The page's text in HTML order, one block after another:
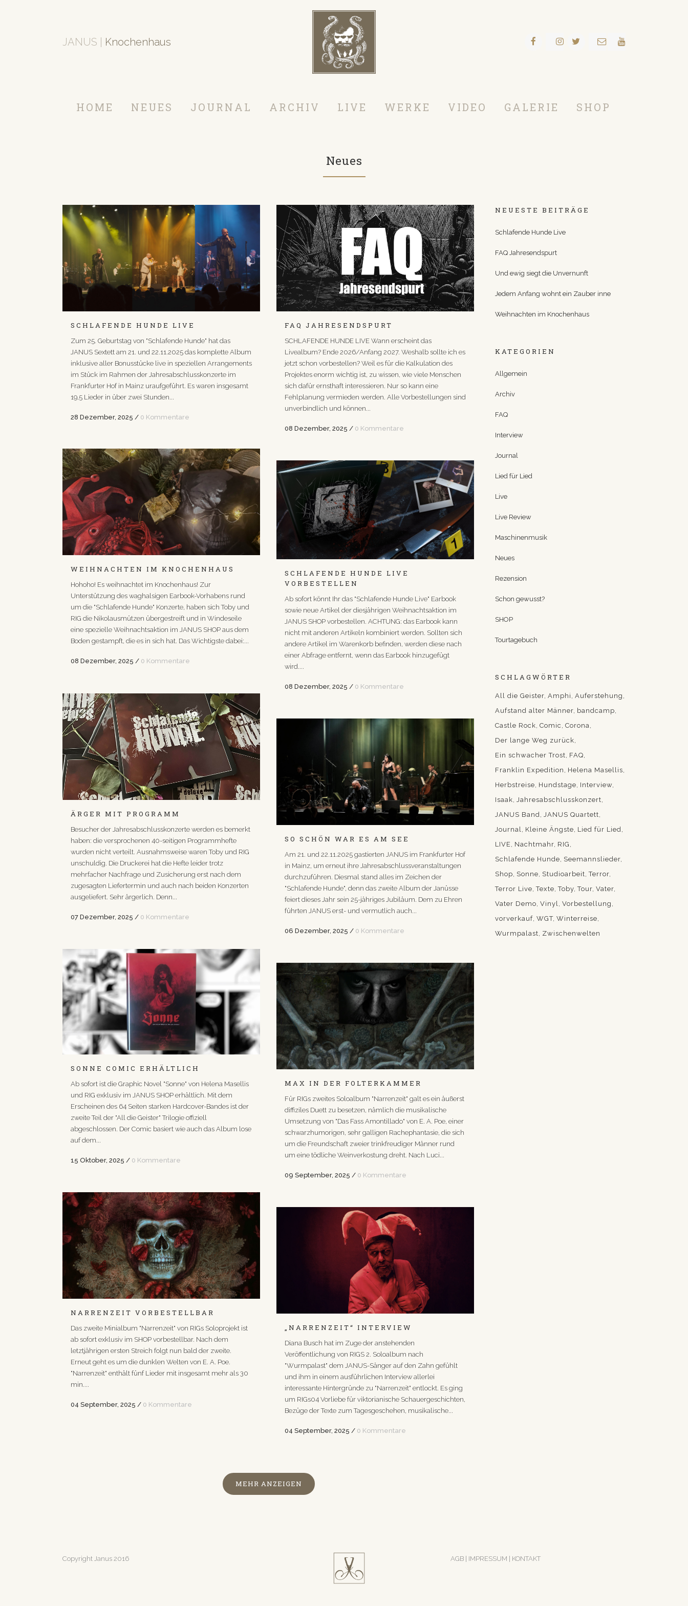
JANUS | Knochenhaus
HOME NEUES JOURNAL ARCHIV LIVE WERKE VIDEO GALERIE SHOP
Neues
SCHLAFENDE HUNDE LIVE
Zum 25. Geburtstag von "Schlafende Hunde" hat das
JANUS Sextett am 21. und 22.11.2025 das komplette Album
inklusive aller Bonusstücke live in speziellen Arrangements
im Stück im Rahmen der Jahresabschlusskonzerte im
Frankfurter Hof in Mainz uraufgeführt. Es waren insgesamt
19,5 Lieder in über zwei Stunden...
28 Dezember, 2025 / 0 Kommentare
FAQ JAHRESENDSPURT
SCHLAFENDE HUNDE LIVE Wann erscheint das
Livealbum? Ende 2026/Anfang 2027. Weshalb sollte ich es
jetzt schon vorbestellen? Weil es für die Kalkulation des
Projektes enorm wichtig ist, zu wissen, wie viele Menschen
sich dafür ernsthaft interessieren. Nur so kann eine
Fehlplanung vermieden werden. Alle Vorbestellungen sind
unverbindlich und können...
08 Dezember, 2025 / 0 Kommentare
WEIHNACHTEN IM KNOCHENHAUS
Hohoho! Es weihnachtet im Knochenhaus! Zur
Unterstützung des waghalsigen Earbook-Vorhabens rund
um die "Schlafende Hunde" Konzerte, haben sich Toby und
RIG die Nikolausmützen übergestreift und in Windeseile
eine spezielle Weihnachtsaktion im JANUS SHOP aus dem
Boden gestampft, die es in sich hat. Das Wichtigste dabei:...
08 Dezember, 2025 / 0 Kommentare
SCHLAFENDE HUNDE LIVE
VORBESTELLEN
Ab sofort könnt Ihr das "Schlafende Hunde Live" Earbook
sowie neue Artikel der diesjährigen Weihnachtsaktion im
JANUS SHOP vorbestellen. ACHTUNG: das Earbook kann
nicht mit anderen Artikeln kombiniert werden. Sollten sich
andere Artikel im Warenkorb befinden, werden diese nach
einer Abfrage entfernt, wenn das Earbook hinzugefügt
wird....
08 Dezember, 2025 / 0 Kommentare
ÄRGER MIT PROGRAMM
Besucher der Jahresabschlusskonzerte werden es bemerkt
haben: die versprochenen 40-seitigen Programmhefte
wurden nicht verteilt. Ausnahmsweise waren Toby und RIG
unschuldig. Die Druckerei hat die Hefte leider trotz
mehrfacher Nachfrage und Zusicherung erst nach dem
zugesagten Liefertermin und auch nach beiden Konzerten
ausgeliefert. Sehr ärgerlich. Denn...
07 Dezember, 2025 / 0 Kommentare
SO SCHÖN WAR ES AM SEE
Am 21. und 22.11.2025 gastierten JANUS im Frankfurter Hof
in Mainz, um erneut ihre Jahresabschlussveranstaltungen
durchzuführen. Diesmal stand alles im Zeichen der
"Schlafende Hunde", denn das zweite Album der Janüsse
feiert dieses Jahr sein 25-jähriges Jubiläum. Dem zu Ehren
führten JANUS erst- und vermutlich auch...
06 Dezember, 2025 / 0 Kommentare
SONNE COMIC ERHÄLTLICH
Ab sofort ist die Graphic Novel "Sonne" von Helena Masellis
und RIG exklusiv im JANUS SHOP erhältlich. Mit dem
Erscheinen des 64 Seiten starken Hardcover-Bandes ist der
zweite Teil der "All die Geister" Trilogie offiziell
abgeschlossen. Der Comic basiert wie auch das Album lose
auf dem...
15 Oktober, 2025 / 0 Kommentare
MAX IN DER FOLTERKAMMER
Für RIGs zweites Soloalbum "Narrenzeit" galt es ein äußerst
diffiziles Duett zu besetzen, nämlich die musikalische
Umsetzung von "Das Fass Amontillado" von E. A. Poe, einer
schwarzhumorigen, sehr galligen Rachephantasie, die sich
um die Freundschaft zweier trinkfreudiger Männer rund
um eine tödliche Weinverkostung dreht. Nach Luci...
09 September, 2025 / 0 Kommentare
NARRENZEIT VORBESTELLBAR
Das zweite Minialbum "Narrenzeit" von RIGs Soloprojekt ist
ab sofort exklusiv im SHOP vorbestellbar. Nach dem
letztjährigen ersten Streich folgt nun bald der zweite.
Erneut geht es um die dunklen Welten von E. A. Poe.
"Narrenzeit" enthält fünf Lieder mit insgesamt mehr als 30
min....
04 September, 2025 / 0 Kommentare
„NARRENZEIT“ INTERVIEW
Diana Busch hat im Zuge der anstehenden
Veröffentlichung von RIGS 2. Soloalbum nach
"Wurmpalast" dem JANUS-Sänger auf den Zahn gefühlt
und ihm in einem ausführlichen Interview allerlei
interessante Hintergründe zu "Narrenzeit" entlockt. Es ging
um RIGs04 Vorliebe für viktorianische Schauergeschichten,
Bezüge der Texte zum Tagesgeschehen, musikalische...
04 September, 2025 / 0 Kommentare
MEHR ANZEIGEN
NEUESTE BEITRÄGE
Schlafende Hunde Live
FAQ Jahresendspurt
Und ewig siegt die Unvernunft
Jedem Anfang wohnt ein Zauber inne
Weihnachten im Knochenhaus
KATEGORIEN
Allgemein
Archiv
FAQ
Interview
Journal
Lied für Lied
Live
Live Review
Maschinenmusik
Neues
Rezension
Schon gewusst?
SHOP
Tourtagebuch
SCHLAGWÖRTER
All die Geister Amphi Auferstehung
Aufstand alter Männer bandcamp
Castle Rock Comic Corona
Der lange Weg zurück
Ein schwacher Trost FAQ
Franklin Expedition
Helena Masellis
Herbstreise Hundstage Interview
Isaak Jahresabschlusskonzert
JANUS Band JANUS Quartett
Journal Kleine Ängste Lied für Lied
LIVE Nachtmahr RIG
Schlafende Hunde Seemannslieder
Shop Sonne Studioarbeit Terror
Terror Live Texte Toby Tour Vater
Vater Demo Vinyl Vorbestellung
vorverkauf WGT Winterreise
Wurmpalast Zwischenwelten
Copyright Janus 2016 AGB IMPRESSUM KONTAKT